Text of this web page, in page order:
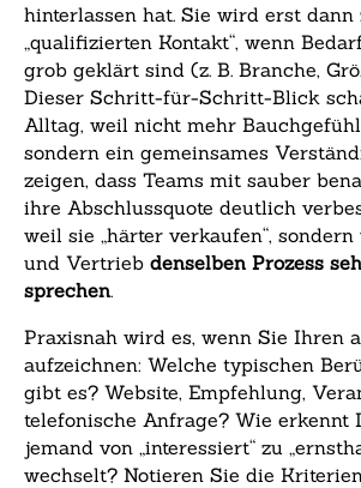
hinterlassen hat. Sie wird erst dann
„qualifizierten Kontakt“, wenn
grob geklärt sind (z. B. Branche,
Dieser Schritt-für-Schritt-Blick
Alltag, weil nicht mehr
sondern ein gemeinsames
zeigen, dass Teams mit sauber
ihre Abschlussquote deutlich
weil sie „härter verkaufen“,
und Vertrieb denselben Prozess
sprechen.
Praxisnah wird es, wenn Sie Ihren
aufzeichnen: Welche typischen
gibt es? Website, Empfehlung,
telefonische Anfrage? Wie erkennt
jemand von „interessiert“ zu
wechselt? Notieren Sie die